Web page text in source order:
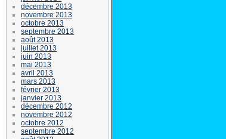
décembre 2013
novembre 2013
octobre 2013
septembre 2013
août 2013
juillet 2013
juin 2013
mai 2013
avril 2013
mars 2013
février 2013
janvier 2013
décembre 2012
novembre 2012
octobre 2012
septembre 2012